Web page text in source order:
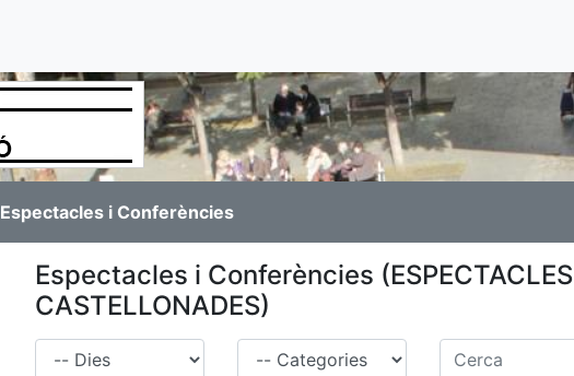
Espectacles i Conferències
Espectacles i Conferències (ESPECTACLES
CASTELLONADES)
Cerca